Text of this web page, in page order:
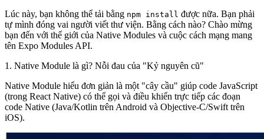
Lúc này, bạn không thể tải bằng npm install được nữa. Bạn phải
tự mình đóng vai người viết thư viện. Bằng cách nào? Chào mừng
bạn đến với thế giới của Native Modules và cuộc cách mạng mang
tên Expo Modules API.
1. Native Module là gì? Nỗi đau của "Kỷ nguyên cũ"
Native Module hiểu đơn giản là một "cây cầu" giúp code JavaScript
(trong React Native) có thể gọi và điều khiển trực tiếp các đoạn
code Native (Java/Kotlin trên Android và Objective-C/Swift trên
iOS).